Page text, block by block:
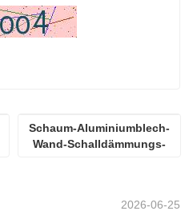
Schaum-Aluminiumblech-
Wand-Schalldämmungs-
2026-06-25